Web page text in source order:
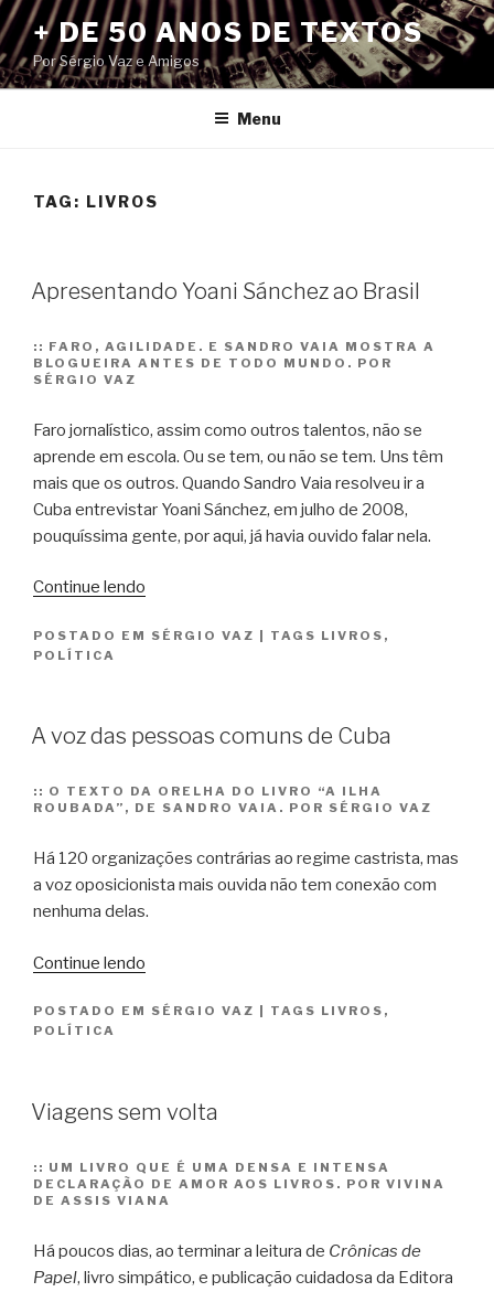
Pular
para
o
conteúdo
+ DE 50 ANOS DE TEXTOS
Por Sérgio Vaz e Amigos
Menu
TAG: LIVROS
Apresentando Yoani Sánchez ao Brasil
:: FARO, AGILIDADE. E SANDRO VAIA MOSTRA A
BLOGUEIRA ANTES DE TODO MUNDO. POR
SÉRGIO VAZ
Faro jornalístico, assim como outros talentos, não se
aprende em escola. Ou se tem, ou não se tem. Uns têm
mais que os outros. Quando Sandro Vaia resolveu ir a
Cuba entrevistar Yoani Sánchez, em julho de 2008,
pouquíssima gente, por aqui, já havia ouvido falar nela.
Continue lendo
Sánchez
POSTADO EM SÉRGIO VAZ | TAGS LIVROS ,
POLÍTICA
A voz das pessoas comuns de Cuba
:: O TEXTO DA ORELHA DO LIVRO “A ILHA
ROUBADA”, DE SANDRO VAIA. POR SÉRGIO VAZ
Há 120 organizações contrárias ao regime castrista, mas
a voz oposicionista mais ouvida não tem conexão com
nenhuma delas.
Continue lendo
das
Cuba”
POSTADO EM SÉRGIO VAZ TAGS LIVROS ,
POLÍTICA
Viagens sem volta
:: UM LIVRO QUE É UMA DENSA E INTENSA
DECLARAÇÃO DE AMOR AOS LIVROS. POR VIVINA
DE ASSIS VIANA
Há poucos dias, ao terminar a leitura de Crônicas de
Papel, livro simpático, e publicação cuidadosa da Editora